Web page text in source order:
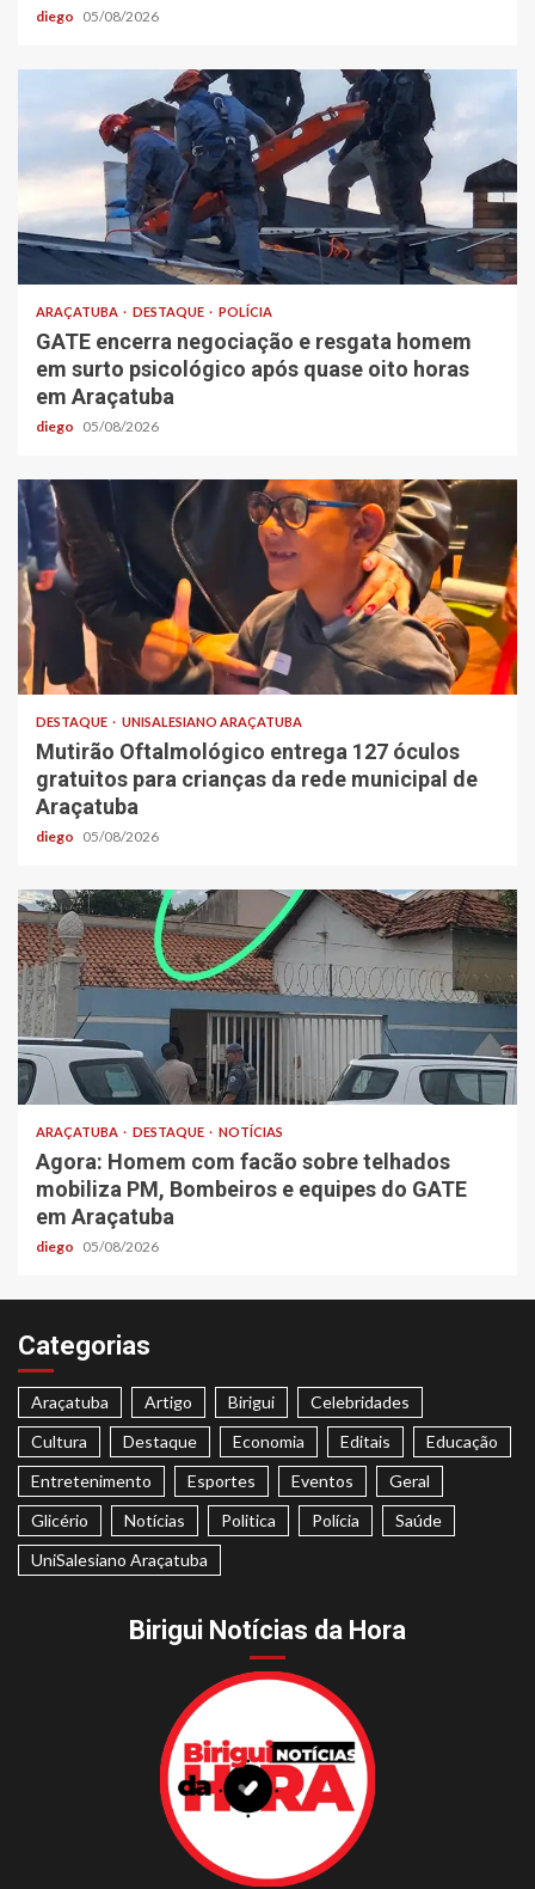
diego 05/08/2026
ARAÇATUBA DESTAQUE POLÍCIA
GATE encerra negociação e resgata homem
em surto psicológico após quase oito horas
em Araçatuba
diego 05/08/2026
DESTAQUE UNISALESIANO ARAÇATUBA
Mutirão Oftalmológico entrega 127 óculos
gratuitos para crianças da rede municipal de
Araçatuba
diego 05/08/2026
ARAÇATUBA DESTAQUE NOTÍCIAS
Agora: Homem com facão sobre telhados
mobiliza PM, Bombeiros e equipes do GATE
em Araçatuba
diego 05/08/2026
Categorias
Araçatuba Artigo Birigui
Celebridades
Cultura
Destaque Economia Editais
Educação
Entretenimento
Esportes Eventos
Geral
Glicério
Notícias Politica Polícia
Saúde
UniSalesiano Araçatuba
Birigui Notícias da Hora